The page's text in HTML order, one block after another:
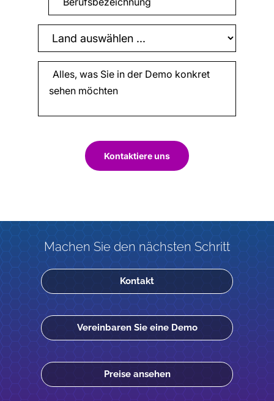
Kontaktiere uns
Machen Sie den nächsten Schritt
Kontakt
Vereinbaren Sie eine Demo
Preise ansehen